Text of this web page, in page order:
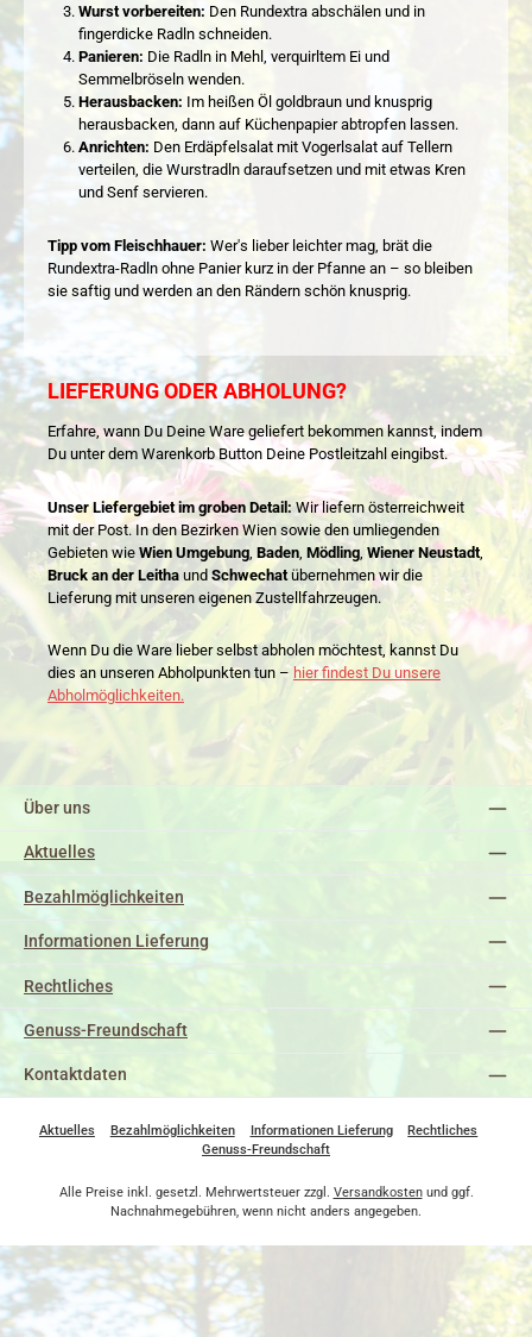
Wurst vorbereiten: Den Rundextra abschälen und in
fingerdicke Radln schneiden.
Panieren: Die Radln in Mehl, verquirltem Ei und
Semmelbröseln wenden.
Herausbacken: Im heißen Öl goldbraun und knusprig
herausbacken, dann auf Küchenpapier abtropfen lassen.
Anrichten: Den Erdäpfelsalat mit Vogerlsalat auf Tellern
verteilen, die Wurstradln daraufsetzen und mit etwas Kren
und Senf servieren.
Tipp vom Fleischhauer: Wer's lieber leichter mag, brät die
Rundextra-Radln ohne Panier kurz in der Pfanne an – so bleiben
sie saftig und werden an den Rändern schön knusprig.
LIEFERUNG ODER ABHOLUNG?
Erfahre, wann Du Deine Ware geliefert bekommen kannst, indem
Du unter dem Warenkorb Button Deine Postleitzahl eingibst.
Unser Liefergebiet im groben Detail: Wir liefern österreichweit
mit der Post. In den Bezirken Wien sowie den umliegenden
Gebieten wie Wien Umgebung Baden Mödling Wiener Neustadt,
Bruck an der Leitha und Schwechat übernehmen wir die
Lieferung mit unseren eigenen Zustellfahrzeugen.
Wenn Du die Ware lieber selbst abholen möchtest, kannst Du
dies an unseren Abholpunkten tun – hier findest Du unsere
Abholmöglichkeiten.
Über uns
Aktuelles
Bezahlmöglichkeiten
Informationen Lieferung
Rechtliches
Genuss-Freundschaft
Kontaktdaten
Aktuelles Bezahlmöglichkeiten Informationen Lieferung
Rechtliches
Genuss-Freundschaft
Alle Preise inkl. gesetzl. Mehrwertsteuer zzgl. Versandkostenund ggf.
Nachnahmegebühren, wenn nicht anders angegeben.